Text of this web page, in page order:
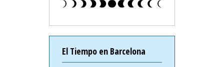
El Tiempo en Barcelona